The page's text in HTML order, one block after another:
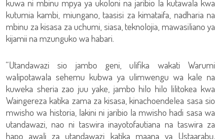
kuwa ni mbinu mpya ya ukoloni na jaribio la kutawala kwa
kutumia kambi, miungano, taasisi za kimataifa, nadharia na
mbinu za kisasa za uchumi, siasa, teknolojia, mawasiliano ya
kijamii na mzunguko wa habari.
“Utandawazi sio jambo geni, ulifika wakati Warumi
walipotawala sehemu kubwa ya ulimwengu wa kale na
kuweka sheria zao juu yake, jambo hilo hilo lilitokea kwa
Waingereza katika zama za kisasa, kinachoendelea sasa sio
mwisho wa historia, lakini ni jaribio la mwisho hadi sasa wa
utandawazi, nao ni taswira inayotofautiana na taswira za
hapo awali za utandawazi katika maana ya Ustaarabu.